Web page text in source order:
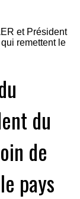
du
de
pays